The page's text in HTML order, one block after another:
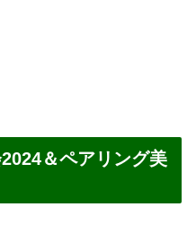
＆ペアリング美